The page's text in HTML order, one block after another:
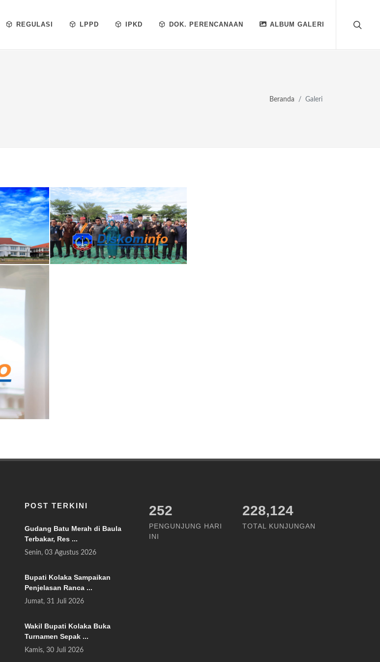
REGULASI LPPD IPKD DOK. PERENCANAAN ALBUM GALERI
Beranda Galeri
POST TERKINI
Gudang Batu Merah di Baula
Terbakar, Res ...
Senin, 03 Agustus 2026
Bupati Kolaka Sampaikan
Penjelasan Ranca ...
Jumat, 31 Juli 2026
Wakil Bupati Kolaka Buka
Turnamen Sepak ...
Kamis, 30 Juli 2026
252
PENGUNJUNG HARI
INI
228,124
TOTAL KUNJUNGAN